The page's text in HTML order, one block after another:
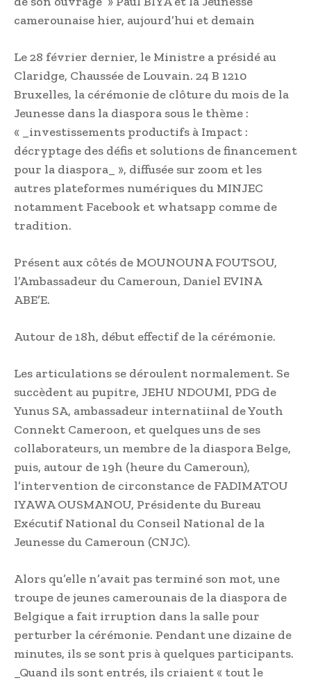
camerounaise hier, aujourd’hui et demain
Le 28 février dernier, le Ministre a présidé au
Claridge, Chaussée de Louvain. 24 B 1210
Bruxelles, la cérémonie de clôture du mois de la
Jeunesse dans la diaspora sous le thème :
« _investissements productifs à Impact :
décryptage des défis et solutions de financement
pour la diaspora_ », diffusée sur zoom et les
autres plateformes numériques du MINJEC
notamment Facebook et whatsapp comme de
tradition.
Présent aux côtés de MOUNOUNA FOUTSOU,
l’Ambassadeur du Cameroun, Daniel EVINA
ABE’E.
Autour de 18h, début effectif de la cérémonie.
Les articulations se déroulent normalement. Se
succèdent au pupitre, JEHU NDOUMI, PDG de
Yunus SA, ambassadeur internatiinal de Youth
Connekt Cameroon, et quelques uns de ses
collaborateurs, un membre de la diaspora Belge,
puis, autour de 19h (heure du Cameroun),
l’intervention de circonstance de FADIMATOU
IYAWA OUSMANOU, Présidente du Bureau
Exécutif National du Conseil National de la
Jeunesse du Cameroun (CNJC).
Alors qu’elle n’avait pas terminé son mot, une
troupe de jeunes camerounais de la diaspora de
Belgique a fait irruption dans la salle pour
perturber la cérémonie. Pendant une dizaine de
minutes, ils se sont pris à quelques participants.
_Quand ils sont entrés, ils criaient « tout le